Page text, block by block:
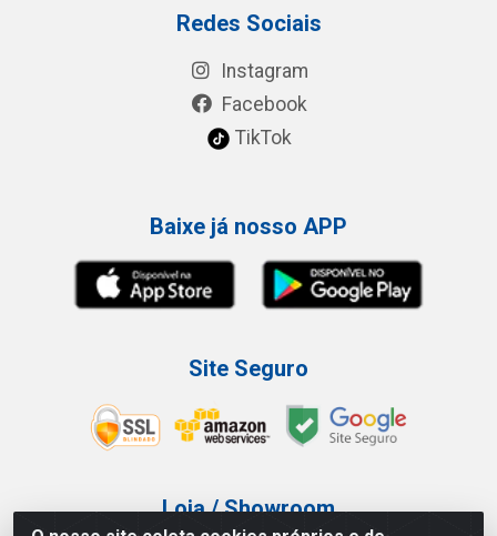
Redes Sociais
Instagram
Facebook
TikTok
Baixe já nosso APP
Site Seguro
Loja / Showroom